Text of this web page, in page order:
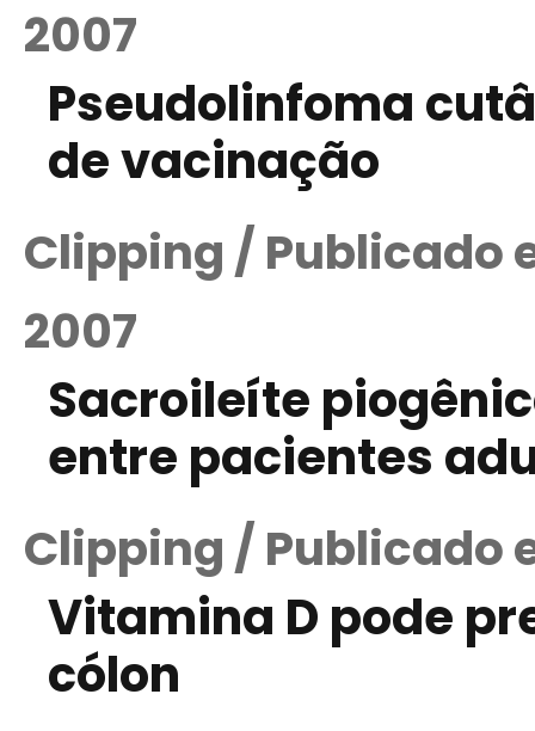
2007
Pseudolinfoma
de vacinação
Clipping / Publicado
2007
Sacroileíte
entre pacientes
Clipping / Publicado
Vitamina D pode
cólon